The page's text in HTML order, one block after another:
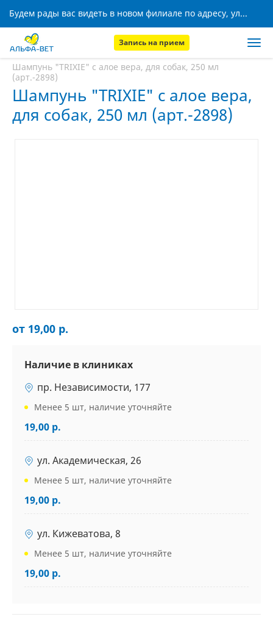
Будем рады вас видеть в новом филиале по адресу, ул. Кижеватова, 8!
Запись на прием
Главная
Шампунь "TRIXIE" с алое вера, для собак, 250 мл
(арт.-2898)
Шампунь "TRIXIE" с алое вера,
для собак, 250 мл (арт.-2898)
от 19,00 р.
Наличие в клиниках
пр. Независимости, 177
Менее 5 шт, наличие уточняйте
19,00 р.
ул. Академическая, 26
Менее 5 шт, наличие уточняйте
19,00 р.
ул. Кижеватова, 8
Менее 5 шт, наличие уточняйте
19,00 р.